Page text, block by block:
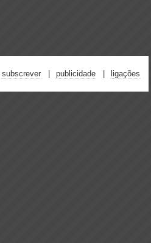
subscrever publicidade ligações